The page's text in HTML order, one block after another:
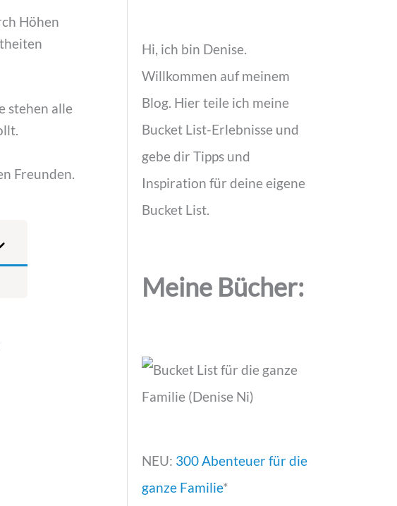
Höhen
stehen alle
Freunden.
Hi, ich bin Denise.
Willkommen auf meinem
Blog. Hier teile ich meine
Bucket List-Erlebnisse und
gebe dir Tipps und
Inspiration für deine eigene
Bucket List.
Meine Bücher:
NEU: 300 Abenteuer für die
ganze Familie*